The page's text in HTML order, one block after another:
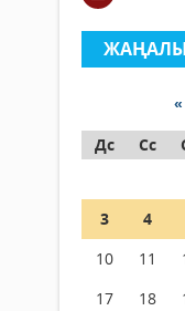
«
Дс
Сс
3
4
10
11
17
18